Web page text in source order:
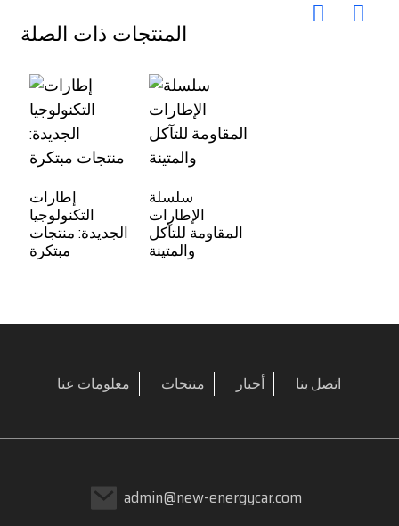
المنتجات ذات الصلة
إطارات
التكنولوجيا
الجديدة: منتجات
مبتكرة
سلسلة
الإطارات
المقاومة للتآكل
والمتينة
معلومات عنا منتجات أخبار اتصل بنا
admin@new-energycar.com